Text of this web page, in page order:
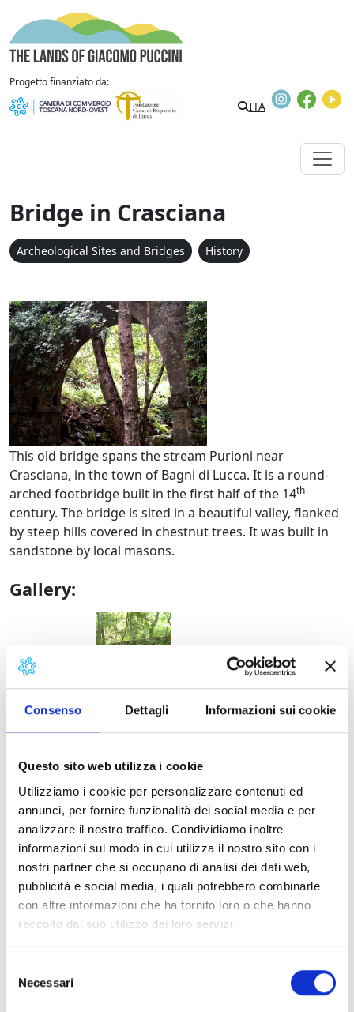
Consenso Dettagli Informazioni sui cookie
Questo sito web utilizza i cookie
Utilizziamo i cookie per personalizzare contenuti ed
annunci, per fornire funzionalità dei social media e per
analizzare il nostro traffico. Condividiamo inoltre
informazioni sul modo in cui utilizza il nostro sito con i
nostri partner che si occupano di analisi dei dati web,
pubblicità e social media, i quali potrebbero combinarle
con altre informazioni che ha fornito loro o che hanno
raccolto dal suo utilizzo dei loro servizi.
delNecessari
Skip to content
Progetto finanziato da:
ITA
Instagram
Bridge in Crasciana
Archeological Sites and Bridges History
Ponte di Crasciana /
This old bridge spans the stream Purioni near
Crasciana, in the town of Bagni di Lucca. It is a round-
arched footbridge built in the first half of the 14th
century. The bridge is sited in a beautiful valley, flanked
by steep hills covered in chestnut trees. It was built in
sandstone by local masons.
Gallery:
Il profilo del ponte
Il sentiero sul
Bibliography
Conservation status